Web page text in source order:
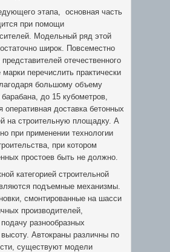
этапа, основная часть
при помощи
Модельный ряд этой
широк. Повсеместно
отечественного
перечислить практически
большому объему
до 15 кубометров,
оперативная доставка бетонных
на строительную площадку. А
при применении технологии
при котором
простоев быть не должно.
категорией строительной
подъемные механизмы.
смонтированные на шасси
производителей,
разнообразных
Автокраны различны по
существуют модели